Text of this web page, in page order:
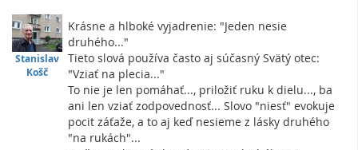
Stanislav
Košč
Krásne a hlboké vyjadrenie: "Jeden nesie
druhého..."
Tieto slová používa často aj súčasný Svätý otec:
"Vziať na plecia..."
To nie je len pomáhať..., priložiť ruku k dielu..., ba
ani len vziať zodpovednosť... Slovo "niesť" evokuje
pocit záťaže, a to aj keď nesieme z lásky druhého
"na rukách"...